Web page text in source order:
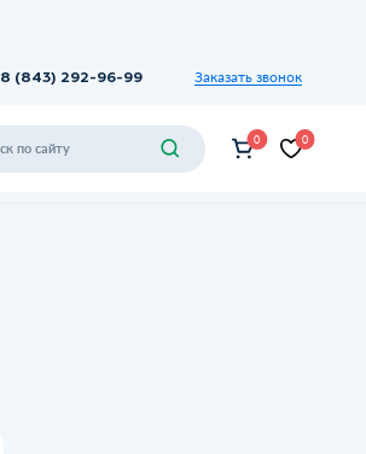
8 (843) 292-96-99 Заказать звонок
0 0